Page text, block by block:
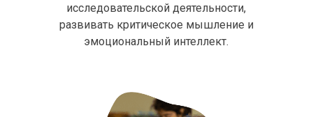
исследовательской деятельности,
развивать критическое мышление и
эмоциональный интеллект.